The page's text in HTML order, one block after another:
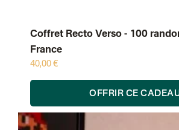
Coffret Recto Verso - 100
France
40,00 €
OFFRIR CE